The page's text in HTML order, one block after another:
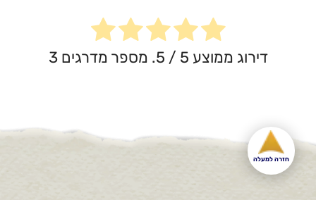
דירוג ממוצע 5 / 5. מספר מדרגים 3
חזרה למעלה